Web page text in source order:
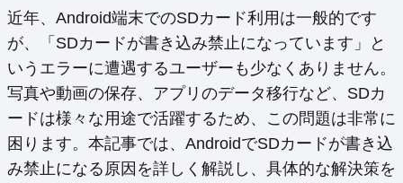
X
(Twitter)
FacebookPinterestLinkedIn
Email
近年、Android端末でのSDカード利用は一般的です
が、「SDカードが書き込み禁止になっています」と
いうエラーに遭遇するユーザーも少なくありません。
写真や動画の保存、アプリのデータ移行など、SDカ
ードは様々な用途で活躍するため、この問題は非常に
困ります。本記事では、AndroidでSDカードが書き込
み禁止になる原因を詳しく解説し、具体的な解決策を